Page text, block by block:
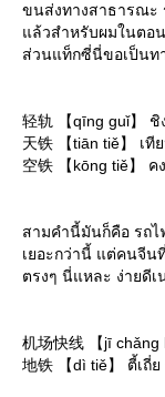
ขนส่งทางสาธารณะ
ล้วสำหรับผมในตอน
ส่วนแท็กซี่นี่ขอเป็นท
轻轨 【qīng guǐ】
天铁 【tiān tiě】 เที
空铁 【kōng tiě】 ค
สามคำนี้มันก็คือ รถไ
เยอะกว่านี้ แต่คนจีน
ตรงๆ นี่แหละ ง่ายดีเ
机场快线 【jī
地铁 【dì tiě】 ตี้เถี่